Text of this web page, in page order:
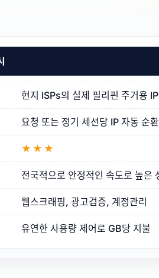
현지 ISPs의 실제 필리핀 주거용 IP
요청 또는 정기 세션당 IP 자동 순환
★★★
전국적으로 안정적인 속도로 높은
웹스크래핑, 광고검증, 계정관리
유연한 사용량 제어로 GB당 지불